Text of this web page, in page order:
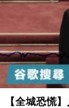
【全城恐慌